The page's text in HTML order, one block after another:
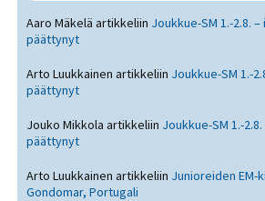
Aaro Mäkelä artikkeliin Joukkue-SM 1.-2.8.
päättynyt
Arto Luukkainen artikkeliin Joukkue-SM 1.-
päättynyt
Jouko Mikkola artikkeliin Joukkue-SM 1.-
päättynyt
Arto Luukkainen artikkeliin Junioreiden EM-
Gondomar, Portugali